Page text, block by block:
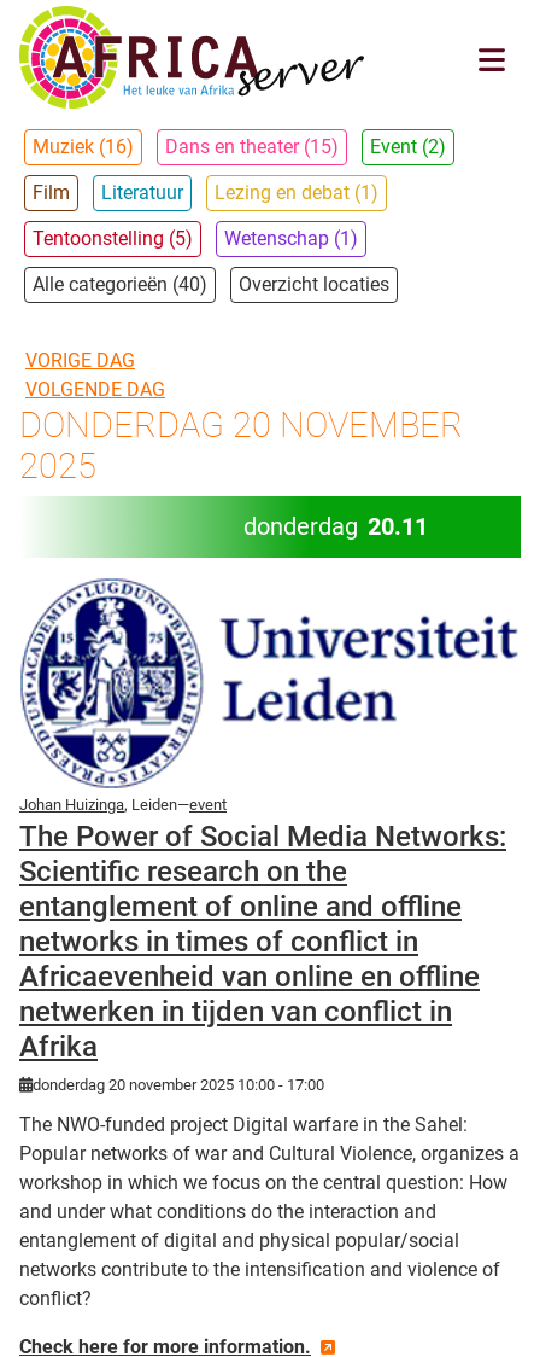
Muziek (16) Dans en theater (15)
Event (2)
Film
Literatuur
Lezing en debat (1)
Tentoonstelling (5)
Wetenschap (1)
Alle categorieën (40)
Overzicht locaties
VORIGE DAG
VOLGENDE DAG
DONDERDAG 20 NOVEMBER
2025
donderdag 20.11
Johan Huizinga, Leiden—event
The Power of Social Media Networks:
Scientific research on the
entanglement of online and offline
networks in times of conflict in
Africaevenheid van online en offline
netwerken in tijden van conflict in
Afrika
donderdag 20 november 2025 10:00 - 17:00
The NWO-funded project Digital warfare in the Sahel:
Popular networks of war and Cultural Violence, organizes a
workshop in which we focus on the central question: How
and under what conditions do the interaction and
entanglement of digital and physical popular/social
networks contribute to the intensification and violence of
conflict?
Check here for more information.